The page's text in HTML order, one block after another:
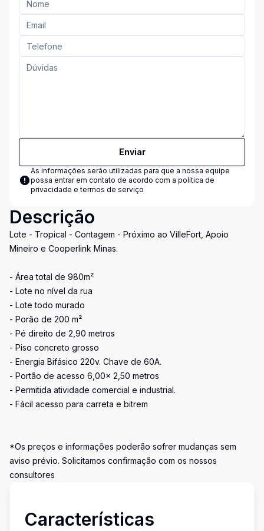
Enviar
As informações serão utilizadas para que a nossa equipe
possa entrar em contato de acordo com a política de
privacidade e termos de serviço
Descrição
Lote - Tropical - Contagem - Próximo ao VilleFort, Apoio
Mineiro e Cooperlink Minas.
- Área total de 980m²
- Lote no nível da rua
- Lote todo murado
- Porão de 200 m²
- Pé direito de 2,90 metros
- Piso concreto grosso
- Energia Bifásico 220v. Chave de 60A.
- Portão de acesso 6,00x 2,50 metros
- Permitida atividade comercial e industrial.
- Fácil acesso para carreta e bitrem
*Os preços e informações poderão sofrer mudanças sem
aviso prévio. Solicitamos confirmação com os nossos
consultores
Características